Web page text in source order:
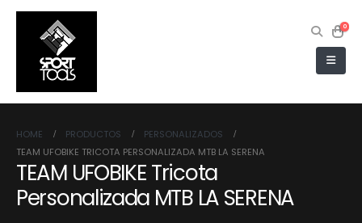
0
HOME PRODUCTOS
PERSONALIZADOS
TEAM UFOBIKE TRICOTA PERSONALIZADA MTB LA SERENA
TEAM UFOBIKE Tricota
Personalizada MTB LA SERENA